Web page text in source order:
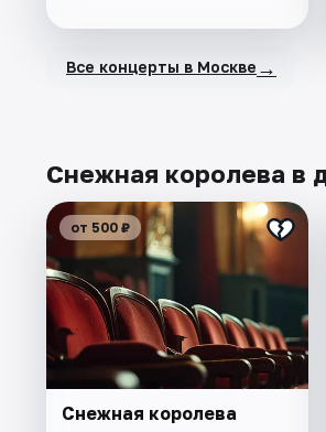
Все концерты в Москве →
Снежная королева в
от 500 ₽
Снежная королева